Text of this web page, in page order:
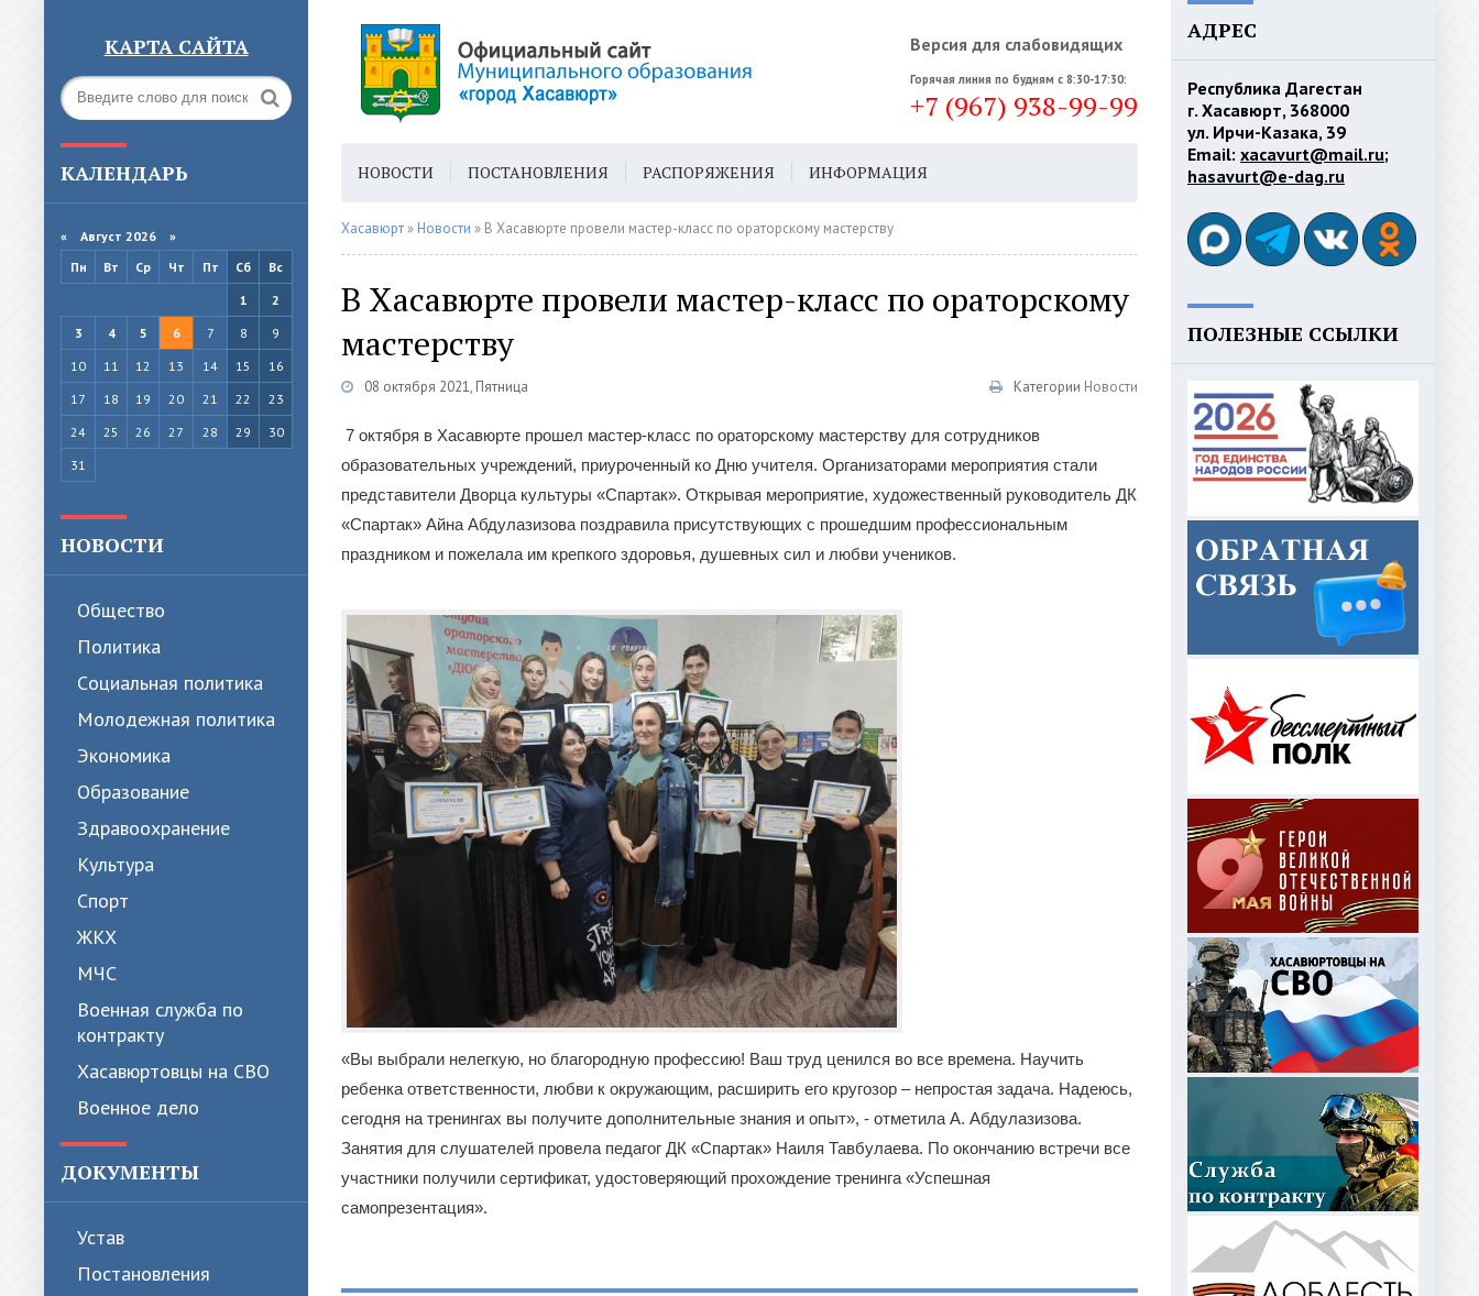
КАРТА САЙТА Версия для слабовидящих
Горячая линия по будням с 8:30-17:30:
+7 (967) 938-99-99
КАЛЕНДАРЬ
« Август 2026 »
Пн
Вт Ср Чт Пт Сб
Вс
1
2
3
4 5 6 7 8
9
10
11 12 13 14 15
16
17
18 19 20 21 22
23
24
25 26 27 28 29
30
31
НОВОСТИ
Общество
Политика
Cоциальная политика
Молодежная политика
Экономика
Образование
Здравоохранение
Культура
Спорт
ЖКХ
МЧС
Военная служба по
контракту
Хасавюртовцы на СВО
Военное дело
ДОКУМЕНТЫ
Устав
Постановления
НОВОСТИ ПОСТАНОВЛЕНИЯ РАСПОРЯЖЕНИЯ ИНФОРМАЦИЯ
ГОРОДСКАЯ СРЕДА ГЕН. ПЛАН
Хасавюрт » Новости » В Хасавюрте провели мастер-класс по ораторскому мастерству
В Хасавюрте провели мастер-класс по ораторскому
мастерству
08 октября 2021, Пятница Категории Новости
7 октября в Хасавюрте прошел мастер-класс по ораторскому мастерству для сотрудников
образовательных учреждений, приуроченный ко Дню учителя. Организаторами мероприятия стали
представители Дворца культуры «Спартак». Открывая мероприятие, художественный руководитель ДК
«Спартак» Айна Абдулазизова поздравила присутствующих с прошедшим профессиональным
праздником и пожелала им крепкого здоровья, душевных сил и любви учеников.
«Вы выбрали нелегкую, но благородную профессию! Ваш труд ценился во все времена. Научить
ребенка ответственности, любви к окружающим, расширить его кругозор – непростая задача. Надеюсь,
сегодня на тренингах вы получите дополнительные знания и опыт», - отметила А. Абдулазизова.
Занятия для слушателей провела педагог ДК «Спартак» Наиля Тавбулаева. По окончанию встречи все
участники получили сертификат, удостоверяющий прохождение тренинга «Успешная
самопрезентация».
АДРЕС
Республика Дагестан
г. Хасавюрт, 368000
ул. Ирчи-Казака, 39
Email: xacavurt@mail.ru;
hasavurt@e-dag.ru
ПОЛЕЗНЫЕ ССЫЛКИ